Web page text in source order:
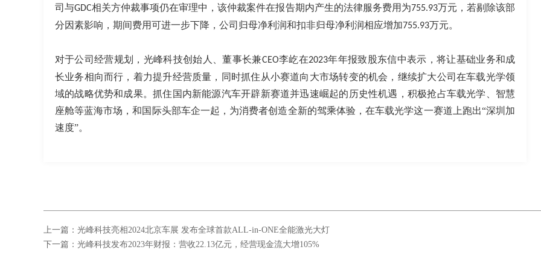
司与GDC相关方仲裁事项仍在审理中，该仲裁案件在报告期内产生的法律服务费用为755.93万元，若剔除该部
分因素影响，期间费用可进一步下降，公司归母净利润和扣非归母净利润相应增加755.93万元。
对于公司经营规划，光峰科技创始人、董事长兼CEO李屹在2023年年报致股东信中表示，将让基础业务和成
长业务相向而行，着力提升经营质量，同时抓住从小赛道向大市场转变的机会，继续扩大公司在车载光学领
域的战略优势和成果。抓住国内新能源汽车开辟新赛道并迅速崛起的历史性机遇，积极抢占车载光学、智慧
座舱等蓝海市场，和国际头部车企一起，为消费者创造全新的驾乘体验，在车载光学这一赛道上跑出“深圳加
速度”。
上一篇：光峰科技亮相2024北京车展 发布全球首款ALL-in-ONE全能激光大灯
下一篇：光峰科技发布2023年财报：营收22.13亿元，经营现金流大增105%